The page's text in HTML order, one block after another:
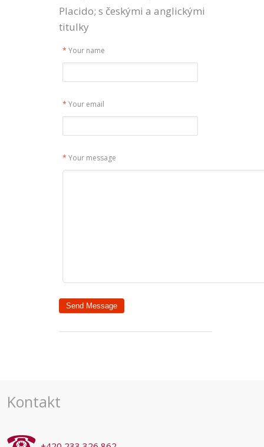
Placido; s českými a anglickými
titulky
* Your name
* Your email
* Your message
Kontakt